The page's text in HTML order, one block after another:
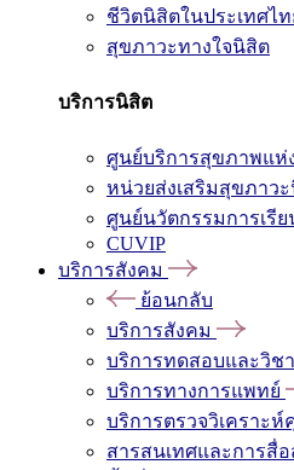
ชีวิตนิสิตในประเทศไท
สุขภาวะทางใจนิสิต
บริการนิสิต
ศูนย์บริการสุขภาพแห่
หน่วยส่งเสริมสุขภาว
ศูนย์นวัตกรรมการเรีย
CUVIP
บริการสังคม
ย้อนกลับ
บริการสังคม
บริการทดสอบและวิช
บริการทางการแพทย์
บริการตรวจวิเคราะ
สารสนเทศและการสื่อ